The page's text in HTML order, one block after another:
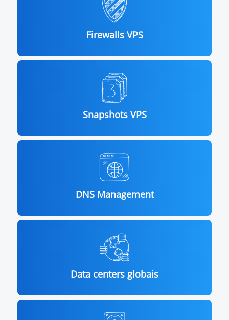
Firewalls VPS
Snapshots VPS
DNS Management
Data centers globais